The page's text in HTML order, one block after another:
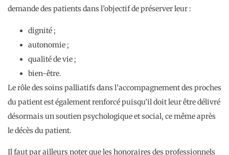
demande des patients dans l’objectif de préserver leur :
dignité ;
autonomie ;
qualité de vie ;
bien-être.
Le rôle des soins palliatifs dans l’accompagnement des proches
du patient est également renforcé puisqu’il doit leur être délivré
désormais un soutien psychologique et social, ce même après
le décès du patient.
Il faut par ailleurs noter que les honoraires des professionnels